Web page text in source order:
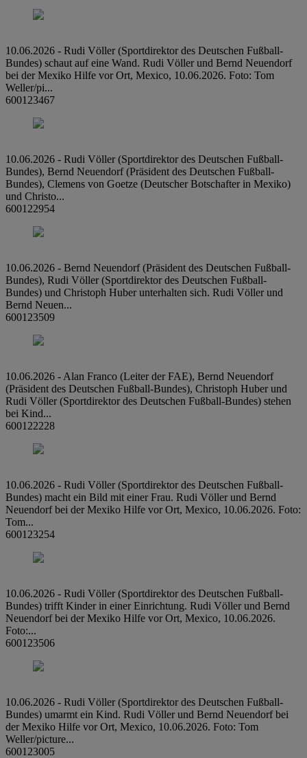
10.06.2026 - Rudi Völler (Sportdirektor des Deutschen Fußball-
Bundes) schaut auf eine Wand. Rudi Völler und Bernd Neuendorf
bei der Mexiko Hilfe vor Ort, Mexico, 10.06.2026. Foto: Tom
Weller/pi...
600123467
10.06.2026 - Rudi Völler (Sportdirektor des Deutschen Fußball-
Bundes), Bernd Neuendorf (Präsident des Deutschen Fußball-
Bundes), Clemens von Goetze (Deutscher Botschafter in Mexiko)
und Christo...
600122954
10.06.2026 - Bernd Neuendorf (Präsident des Deutschen Fußball-
Bundes), Rudi Völler (Sportdirektor des Deutschen Fußball-
Bundes) und Christoph Huber unterhalten sich. Rudi Völler und
Bernd Neuen...
600123509
10.06.2026 - Alan Franco (Leiter der FAE), Bernd Neuendorf
(Präsident des Deutschen Fußball-Bundes), Christoph Huber und
Rudi Völler (Sportdirektor des Deutschen Fußball-Bundes) stehen
bei Kind...
600122228
10.06.2026 - Rudi Völler (Sportdirektor des Deutschen Fußball-
Bundes) macht ein Bild mit einer Frau. Rudi Völler und Bernd
Neuendorf bei der Mexiko Hilfe vor Ort, Mexico, 10.06.2026. Foto:
Tom...
600123254
10.06.2026 - Rudi Völler (Sportdirektor des Deutschen Fußball-
Bundes) trifft Kinder in einer Einrichtung. Rudi Völler und Bernd
Neuendorf bei der Mexiko Hilfe vor Ort, Mexico, 10.06.2026.
Foto:...
600123506
10.06.2026 - Rudi Völler (Sportdirektor des Deutschen Fußball-
Bundes) umarmt ein Kind. Rudi Völler und Bernd Neuendorf bei
der Mexiko Hilfe vor Ort, Mexico, 10.06.2026. Foto: Tom
Weller/picture...
600123005